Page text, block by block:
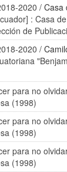
2020 /Casa
: Casa
de
2020 /
para no
(1998)
para no
(1998)
para no
(1998)